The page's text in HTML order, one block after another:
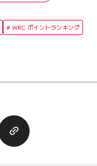
WRC ポイントランキング